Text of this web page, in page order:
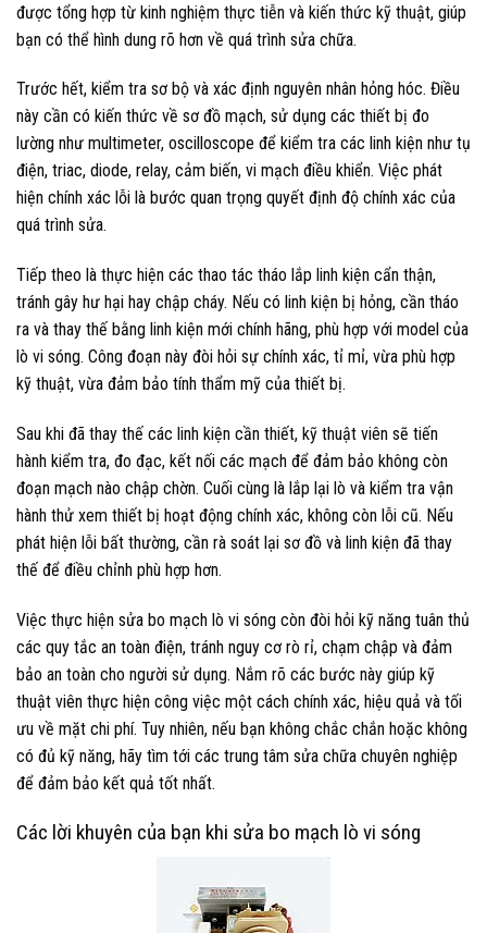
được tổng hợp từ kinh nghiệm thực tiễn và kiến thức kỹ thuật, giúp
bạn có thể hình dung rõ hơn về quá trình sửa chữa.
Trước hết, kiểm tra sơ bộ và xác định nguyên nhân hỏng hóc. Điều
này cần có kiến thức về sơ đồ mạch, sử dụng các thiết bị đo
lường như multimeter, oscilloscope để kiểm tra các linh kiện như tụ
điện, triac, diode, relay, cảm biến, vi mạch điều khiển. Việc phát
hiện chính xác lỗi là bước quan trọng quyết định độ chính xác của
quá trình sửa.
Tiếp theo là thực hiện các thao tác tháo lắp linh kiện cẩn thận,
tránh gây hư hại hay chập cháy. Nếu có linh kiện bị hỏng, cần tháo
ra và thay thế bằng linh kiện mới chính hãng, phù hợp với model của
lò vi sóng. Công đoạn này đòi hỏi sự chính xác, tỉ mỉ, vừa phù hợp
kỹ thuật, vừa đảm bảo tính thẩm mỹ của thiết bị.
Sau khi đã thay thế các linh kiện cần thiết, kỹ thuật viên sẽ tiến
hành kiểm tra, đo đạc, kết nối các mạch để đảm bảo không còn
đoạn mạch nào chập chờn. Cuối cùng là lắp lại lò và kiểm tra vận
hành thử xem thiết bị hoạt động chính xác, không còn lỗi cũ. Nếu
phát hiện lỗi bất thường, cần rà soát lại sơ đồ và linh kiện đã thay
thế để điều chỉnh phù hợp hơn.
Việc thực hiện sửa bo mạch lò vi sóng còn đòi hỏi kỹ năng tuân thủ
các quy tắc an toàn điện, tránh nguy cơ rò rỉ, chạm chập và đảm
bảo an toàn cho người sử dụng. Nắm rõ các bước này giúp kỹ
thuật viên thực hiện công việc một cách chính xác, hiệu quả và tối
ưu về mặt chi phí. Tuy nhiên, nếu bạn không chắc chắn hoặc không
có đủ kỹ năng, hãy tìm tới các trung tâm sửa chữa chuyên nghiệp
để đảm bảo kết quả tốt nhất.
Các lời khuyên của bạn khi sửa bo mạch lò vi sóng